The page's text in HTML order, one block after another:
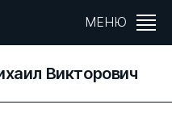
МЕНЮ
Викторович